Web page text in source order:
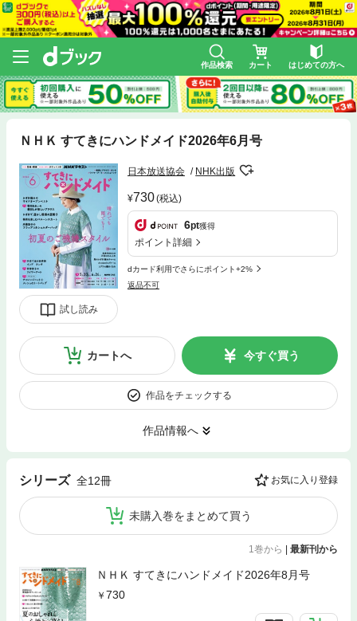
作品検索 カート はじめての方へ
ＮＨＫ すてきにハンドメイド2026年6月号
試し読み
日本放送協会 NHK出版
730(税込)
6pt獲得
ポイント詳細
dカード利用でさらにポイント+2%
返品不可
カートへ 今すぐ買う
作品をチェックする
作品情報へ
シリーズ 全12冊 お気に入り登録
未購入巻をまとめて買う
1巻から | 最新刊から
ＮＨＫ すてきにハンドメイド2026年8月号
730